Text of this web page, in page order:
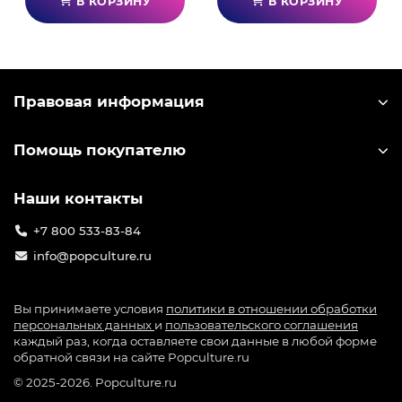
включающее в себя игру на цифровом носителе,
который нанес поражение главному мозгу и
лет, и теперь коварные враги желают взять
схватку. Сражаясь вместе с союзниками, став
частью захватывающего приключения и провести
собственное деликатное расследование.
Сможете ли вы защитить всю Солнечную
систему?
Правовая информация
Помощь покупателю
Наши контакты
+7 800 533-83-84
info@popculture.ru
Вы принимаете условия политики в отношении обработки
персональных данных и пользовательского соглашения
каждый раз, когда оставляете свои данные в любой форме
обратной связи на сайте Popculture.ru
© 2025-2026. Popculture.ru